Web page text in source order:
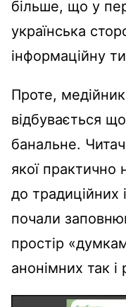
більше, що у
українська
інформаційну
Проте,
відбувається
банальне.
якої
до традиційних
почали
простір
анонімних так і